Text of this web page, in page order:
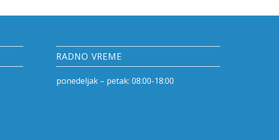
RADNO VREME
ponedeljak – petak: 08:00-18:00